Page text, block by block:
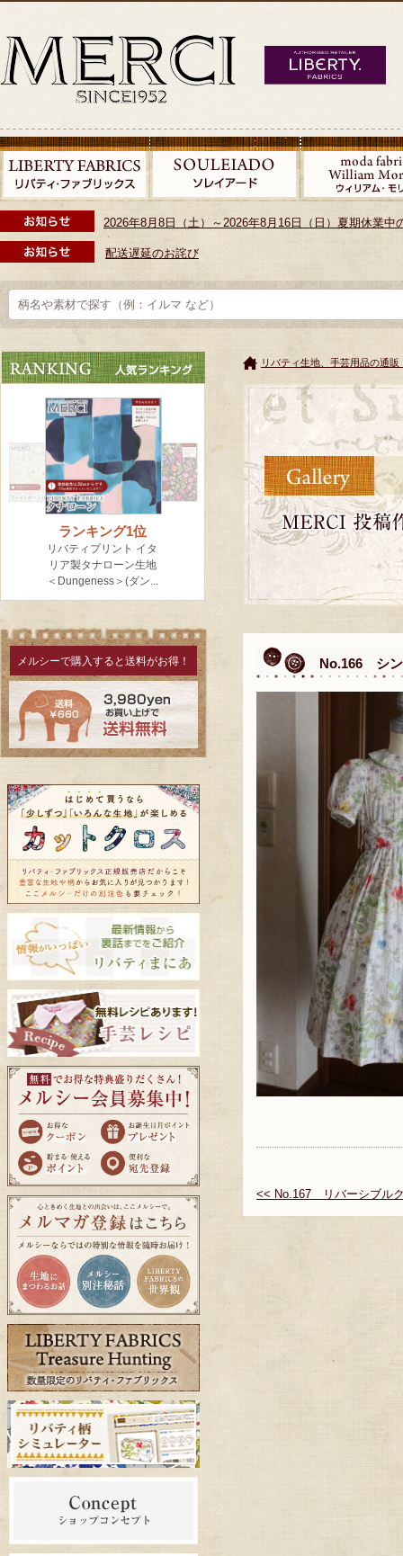
2026年8月8日（土）～2026年8月16日（日）夏期休業中
配送遅延のお詫び
メルシーで購入すると送料がお得！
リバティ生地、手芸用品の通
No.166 シン
<< No.167 リバーシブル